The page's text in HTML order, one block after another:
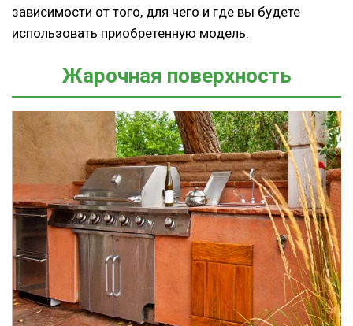
зависимости от того, для чего и где вы будете
использовать приобретенную модель.
Жарочная поверхность